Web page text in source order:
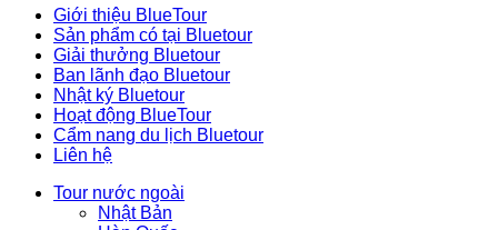
Giới thiệu BlueTour
Sản phẩm có tại Bluetour
Giải thưởng Bluetour
Ban lãnh đạo Bluetour
Nhật ký Bluetour
Hoạt động BlueTour
Cẩm nang du lịch Bluetour
Liên hệ
Tour nước ngoài
Nhật Bản